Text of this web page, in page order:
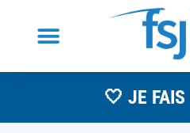
🤍 JE FAIS